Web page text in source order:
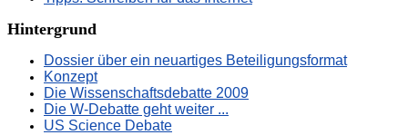
Hintergrund
Dossier über ein neuartiges Beteiligungsformat
Konzept
Die Wissenschaftsdebatte 2009
Die W-Debatte geht weiter ...
US Science Debate